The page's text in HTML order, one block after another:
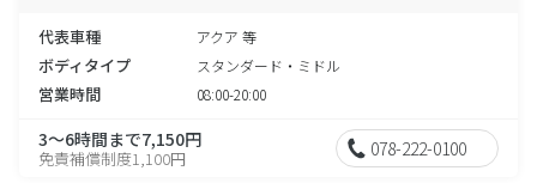
代表車種 アクア 等
ボディタイプ スタンダード・ミドル
営業時間 08:00-20:00
3～6時間まで7,150円
免責補償制度1,100円 078-222-0100